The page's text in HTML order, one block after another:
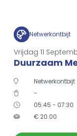
Netwerkontbijt
Vrijdag 11
Duurzaam
Netwerkontbijt
-
05:45 - 07:30
€ 20.00